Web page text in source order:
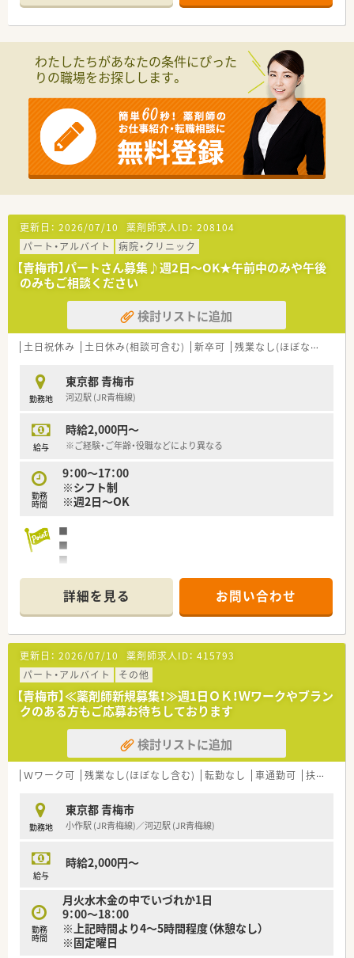
にもおすすめです
わたしたちがあなたの条件にぴった
りの職場をお探しします。
更新日： 2026/07/10 薬剤師求人ID： 208104
パート・アルバイト
病院・クリニック
【青梅市】パートさん募集♪週2日～OK★午前中のみや午後
のみもご相談ください
検討リストに追加
土日祝休み 土日休み(相談可含む) 新卒可 残業なし(ほぼなし含む)
勤務地
東京都 青梅市
河辺駅 (JR青梅線)
給与
時給2,000円～
※ご経験・ご年齢・役職などにより異なる
勤務
時間
9：00～17：00
※シフト制
※週2日～OK
■
■
■
詳細を見る お問い合わせ
更新日： 2026/07/10 薬剤師求人ID： 415793
パート・アルバイト
その他
【青梅市】≪薬剤師新規募集！≫週1日ＯＫ！Ｗワークやブラン
クのある方もご応募お待ちしております
検討リストに追加
Ｗワーク可 残業なし(ほぼなし含む) 転勤なし 車通勤可 扶養内勤務OK
勤務地
東京都 青梅市
小作駅 (JR青梅線)／河辺駅 (JR青梅線)
給与
時給2,000円～
勤務
時間
月火水木金の中でいづれか1日
9：00～18：00
※上記時間より4～5時間程度（休憩なし）
※固定曜日